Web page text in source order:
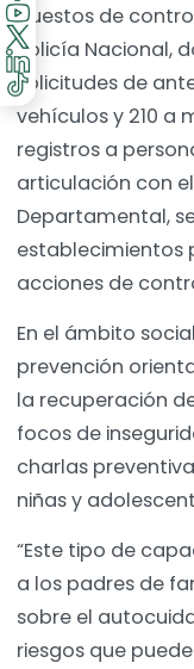
puestos de
Policía Nacional,
solicitudes de
vehículos y 210 a
registros a
articulación con
Departamental,
establecimientos
acciones de
En el ámbito
prevención
la recuperación
focos de
charlas
niñas y
“Este tipo de
a los padres de
sobre el
riesgos que